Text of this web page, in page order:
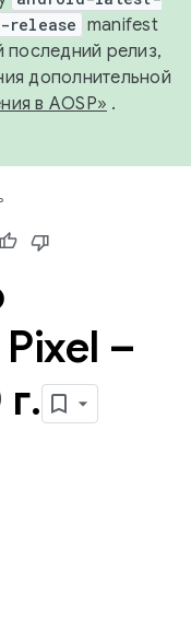
manifest
последний релиз,
дополнительной
в AOSP» .
–
.